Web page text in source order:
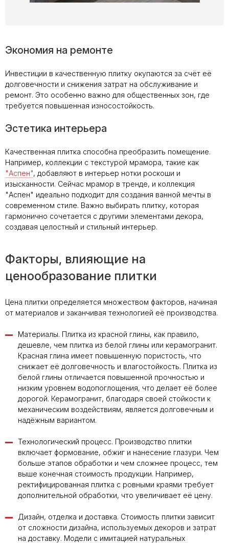
Экономия на ремонте
Инвестиции в качественную плитку окупаются за счёт её
долговечности и снижения затрат на обслуживание и
ремонт. Это особенно важно для общественных зон, где
требуется повышенная износостойкость.
Эстетика интерьера
Качественная плитка способна преобразить помещение.
Например, коллекции с текстурой мрамора, такие как
"Аспен", добавляют в интерьер нотки роскоши и
изысканности. Сейчас мрамор в тренде, и коллекция
"Аспен" идеально подходит для создания ванной мечты в
современном стиле. Важно выбирать плитку, которая
гармонично сочетается с другими элементами декора,
создавая целостный и стильный интерьер.
Факторы, влияющие на
ценообразование плитки
Цена плитки определяется множеством факторов, начиная
от материалов и заканчивая технологией её производства.
Материалы. Плитка из красной глины, как правило,
дешевле, чем плитка из белой глины или керамогранит.
Красная глина имеет повышенную пористость, что
снижает её долговечность и влагостойкость. Плитка из
белой глины отличается повышенной прочностью и
низким уровнем водопоглощения, что делает её более
дорогой. Керамогранит, благодаря своей стойкости к
механическим воздействиям, является долговечным и
надёжным вариантом.
Технологический процесс. Производство плитки
включает формование, обжиг и нанесение глазури. Чем
больше этапов обработки и чем сложнее процесс, тем
выше конечная стоимость продукции. Например,
ректифицированная плитка с ровными краями требует
дополнительной обработки, что увеличивает её цену.
Дизайн, отделка и доставка. Стоимость плитки зависит
от сложности дизайна, используемых декоров и затрат
на доставку. Модели с имитацией натуральных